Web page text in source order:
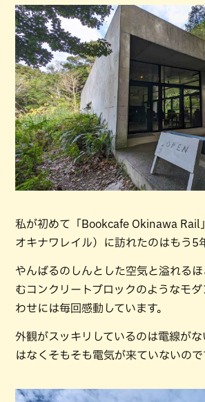
私が初めて「Bookcafe Okinawa Rail
オキナワレイル）に訪れたのはもう5
やんばるのしんとした空気と溢れる
むコンクリートブロックのようなモ
わせには毎回感動しています。
外観がスッキリしているのは電線が
はなくそもそも電気が来ていないので